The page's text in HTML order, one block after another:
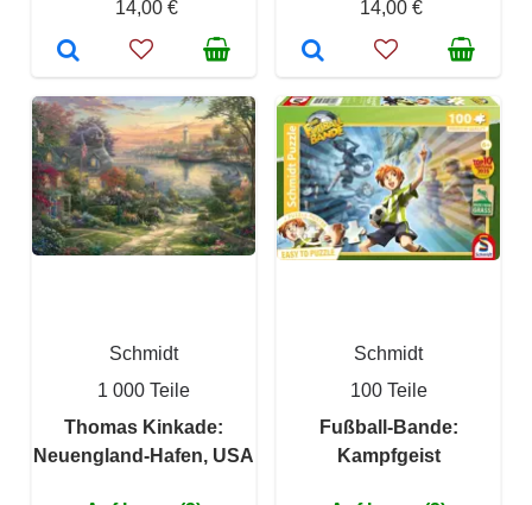
14,00 €
14,00 €
Schmidt
1 000 Teile
Thomas Kinkade:
Neuengland-Hafen, USA
Schmidt
100 Teile
Fußball-Bande:
Kampfgeist